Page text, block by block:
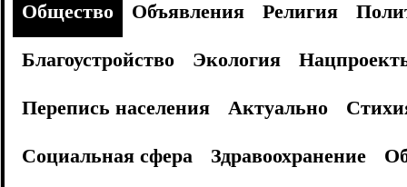
Общество
Объявления Религия
Благоустройство
Экология
Перепись населения
Актуально
Социальная сфера
Здравоохранение